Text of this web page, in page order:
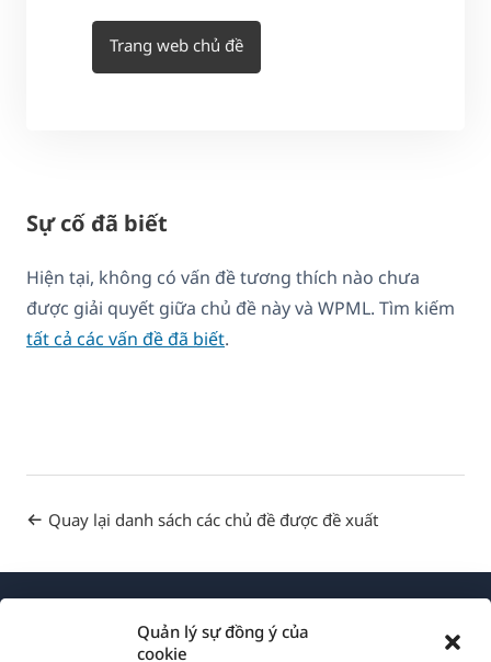
Quản lý sự đồng ý của
cookie
Trang web chủ đề
Sự cố đã biết
Hiện tại, không có vấn đề tương thích nào chưa
được giải quyết giữa chủ đề này và WPML. Tìm kiếm
tất cả các vấn đề đã biết.
Quay lại danh sách các chủ đề được đề xuất